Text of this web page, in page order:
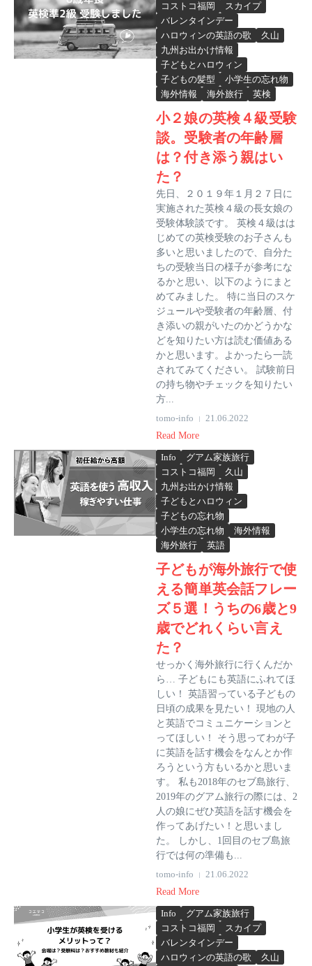
コストコ福岡
スカイプ
バレンタインデー
ハロウィンの英語の歌
久山
九州お出かけ情報
子どもとハロウィン
子どもの髪型
小学生の忘れ物
海外情報
海外旅行 英検
小２娘の英検４級受験
談。受験者の年齢層
は？付き添う親はい
た？
先日、２０１９年１月２７日に
実施された英検４級の長女娘の
受験体験談です。 英検４級はは
じめての英検受験のお子さんも
多いと思いましたので、自分た
ちの受験当日の様子が参考にな
るかと思い、以下のようにまと
めてみました。 特に当日のスケ
ジュールや受験者の年齢層、付
き添いの親がいたのかどうかな
どを知りたい方は読む価値ある
かと思います。よかったら一読
されてみてください。 試験前日
の持ち物やチェックを知りたい
方...
tomo-info
21.06.2022
Read More
Info
グアム家族旅行
コストコ福岡
久山
九州お出かけ情報
子どもとハロウィン
子どもの忘れ物
小学生の忘れ物
海外情報
海外旅行
英語
子どもが海外旅行で使
える簡単英会話フレー
ズ５選！うちの6歳と9
歳でどれくらい言え
た？
せっかく海外旅行に行くんだか
ら… 子どもにも英語にふれてほ
しい！ 英語習っている子どもの
日頃の成果を見たい！ 現地の人
と英語でコミュニケーションと
ってほしい！ そう思ってわが子
に英語を話す機会をなんとか作
ろうという方もいるかと思いま
す。 私も2018年のセブ島旅行、
2019年のグアム旅行の際には、2
人の娘にぜひ英語を話す機会を
作ってあげたい！と思いまし
た。 しかし、1回目のセブ島旅
行では何の準備も...
tomo-info
21.06.2022
Read More
Info
グアム家族旅行
コストコ福岡
スカイプ
バレンタインデー
ハロウィンの英語の歌
久山